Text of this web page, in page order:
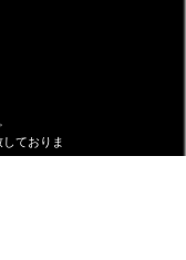
ておりま